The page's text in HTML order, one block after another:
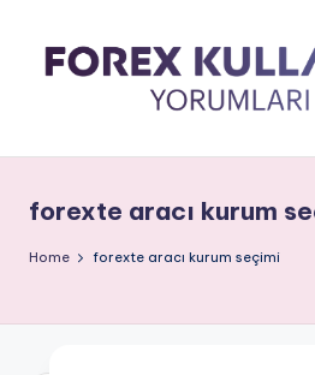
forexte aracı kurum
Home forexte aracı kurum seçimi